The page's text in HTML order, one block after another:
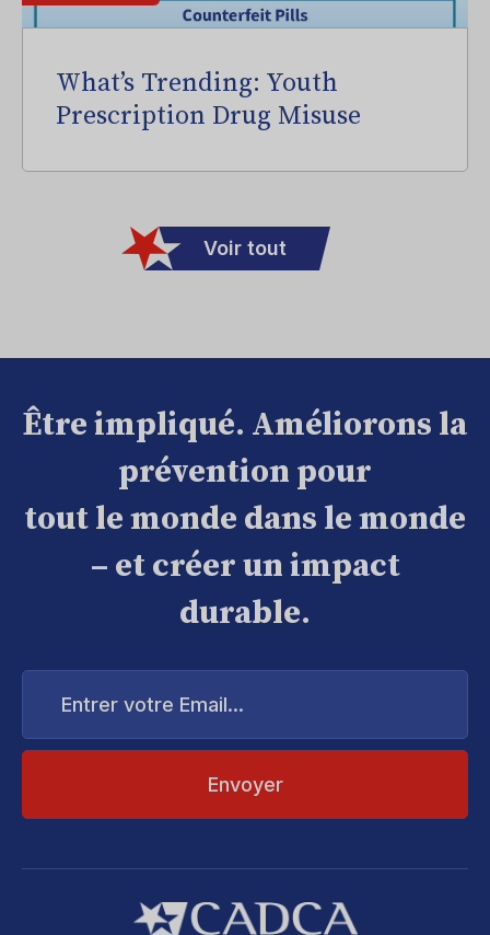
What’s Trending: Youth
Prescription Drug Misuse
Voir tout
Être impliqué. Améliorons la
prévention pour
tout le monde dans le monde
– et créer un impact
durable.
Entrer
Email...